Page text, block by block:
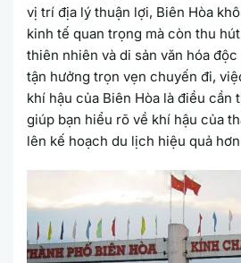
vị trí địa lý thuận lợi, Biên Hòa
kinh tế quan trọng mà còn thu
thiên nhiên và di sản văn hóa
tận hưởng trọn vẹn chuyến đi,
khí hậu của Biên Hòa là điều cần
giúp bạn hiểu rõ về khí hậu của
lên kế hoạch du lịch hiệu quả